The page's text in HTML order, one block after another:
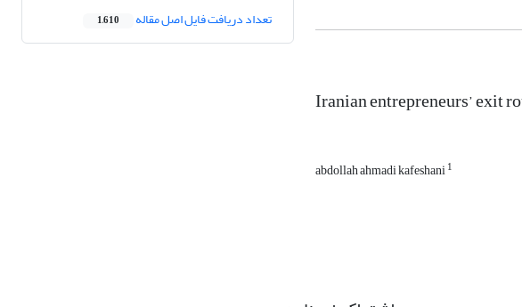
Iranian entrepreneurs’ exit
abdollah ahmadi kafeshani1
تعداد دریافت فایل اصل مقاله 1,610